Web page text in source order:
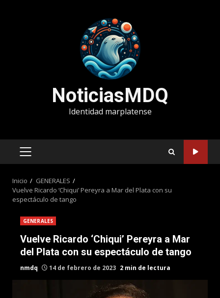
NoticiasMDQ
Identidad marplatense
MENÚ
Inicio
GENERALES
Vuelve Ricardo ‘Chiqui’ Pereyra a Mar del Plata con su
espectáculo de tango
GENERALES
Vuelve Ricardo ‘Chiqui’ Pereyra a Mar
del Plata con su espectáculo de tango
nmdq 14 de febrero de 2023 2 min de lectura